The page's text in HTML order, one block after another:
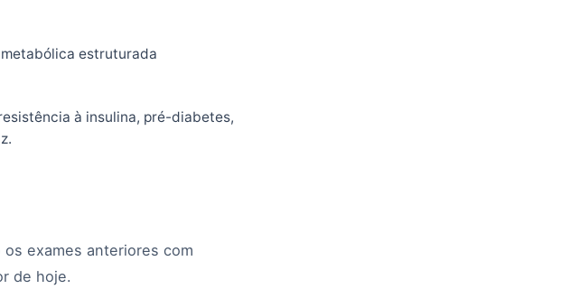
estruturada
à insulina, pré-diabetes,
exames anteriores com
de hoje.